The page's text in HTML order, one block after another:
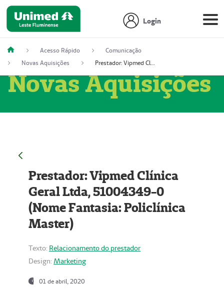
Login
Acesso Rápido
Comunicação
Novas Aquisições
Prestador: Vipmed Clínica Geral Ltda, 51004349-0 (Nome Fantasia: Policlínica Master)
Novas Aquisições
Prestador: Vipmed Clínica
Geral Ltda, 51004349-0
(Nome Fantasia: Policlínica
Master)
Texto: Relacionamento do prestador
Design: Marketing
01 de abril, 2020